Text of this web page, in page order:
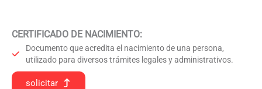
CERTIFICADO DE NACIMIENTO:
Documento que acredita el nacimiento de una persona,
utilizado para diversos trámites legales y administrativos.
solicitar